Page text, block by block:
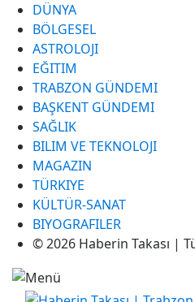
DÜNYA
BÖLGESEL
ASTROLOJI
EĞITIM
TRABZON GÜNDEMI
BAŞKENT GÜNDEMI
SAĞLIK
BILIM VE TEKNOLOJI
MAGAZIN
TÜRKIYE
KÜLTÜR-SANAT
BIYOGRAFILER
© 2026 Haberin Takası |